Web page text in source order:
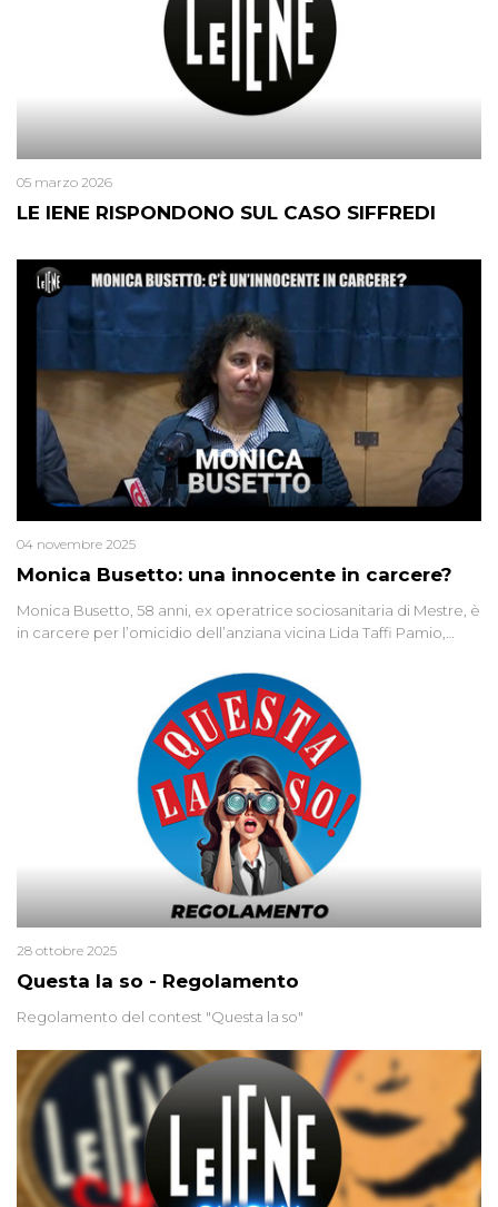
LE IENE RISPONDONO SUL CASO SIFFREDI
05 marzo 2026
Monica Busetto: una innocente in carcere?
04 novembre 2025
Monica Busetto, 58 anni, ex operatrice sociosanitaria di Mestre, è
in carcere per l’omicidio dell’anziana vicina Lida Taffi Pamio,
minuscola su una collanina, Monica si proclama innocente. Nel
2015 un’altra donna confessa lo stesso delitto, poi ritratta. Due
colpevoli per un solo omicidio: errore giudiziario o giustizia
Questa la so - Regolamento
28 ottobre 2025
Regolamento del contest "Questa la so"